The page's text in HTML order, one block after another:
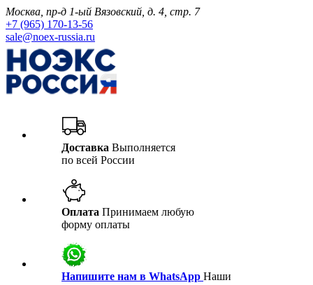
Москва, пр-д 1-ый Вязовский, д. 4, стр. 7
+7 (965) 170-13-56
sale@noex-russia.ru
Доставка Выполняется
по всей России
Оплата Принимаем любую
форму оплаты
Напишите нам в WhatsApp Наши